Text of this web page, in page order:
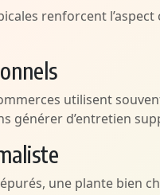
renforcent l’aspect
utilisent
générer d’entretien
une plante bien